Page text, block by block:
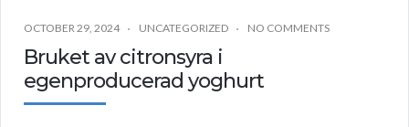
OCTOBER 29, 2024 UNCATEGORIZED NO COMMENTS
Bruket av citronsyra i
egenproducerad yoghurt